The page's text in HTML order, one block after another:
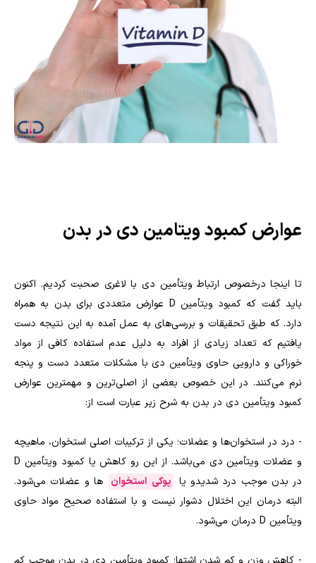
عوارض کمبود ویتامین دی در بدن
تا اینجا درخصوص ارتباط ویتأمین دی با لاغری صحبت کردیم. اکنون
باید گفت که کمبود ویتأمین D عوارض متعددی برای بدن به همراه
دارد. که طبق تحقیقات و بررسی‌های به عمل آمده به این نتیجه دست
یافتیم که تعداد زیادی از افراد به دلیل عدم استفاده کافی از مواد
خوراکی و دارویی حاوی ویتأمین دی با مشکلات متعدد دست و پنجه
نرم می‌کنند. در این خصوص بعضی از اصلی‌ترین و مهمترین عوارض
کمبود ویتأمین دی در بدن به شرح زیر عبارت است از:
- درد در استخوان‌ها و عضلات؛ یکی از ترکیبات اصلی استخوان، ماهیچه
و عضلات ویتأمین دی می‌باشد. از این رو کاهش یا کمبود ویتأمین D
در بدن موجب درد شدیدو یا پوکی استخوان‌ ها و عضلات می‌شود.
البته درمان این اختلال دشوار نیست و با استفاده صحیح مواد حاوی
ویتأمین D درمان می‌شود.